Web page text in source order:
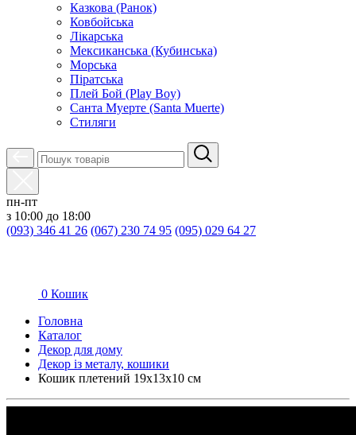
Казкова (Ранок)
Ковбойська
Лікарська
Мексиканська (Кубинська)
Морська
Піратська
Плей Бой (Play Boy)
Санта Муерте (Santa Muerte)
Стиляги
пн-пт
з 10:00 до 18:00
(093) 346 41 26 (067) 230 74 95 (095) 029 64 27
0 Кошик
Головна
Каталог
Декор для дому
Декор із металу, кошики
Кошик плетений 19x13x10 см